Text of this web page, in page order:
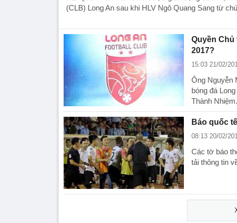
(CLB) Long An sau khi HLV Ngô Quang Sang từ
Quyền
2017?
15:03 21/02/
Ông Nguyễn
bóng đá
Thành Nhiệm.
Báo quốc
08:13 20/02/
Các tờ báo
tải thông tin